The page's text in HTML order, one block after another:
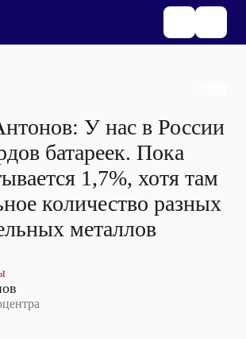
У нас в России
батареек. Пока
1,7%, хотя там
количество разных
металлов